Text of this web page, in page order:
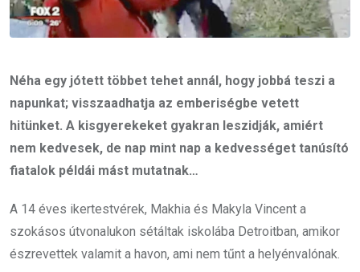
Néha egy jótett többet tehet annál, hogy jobbá teszi a
napunkat; visszaadhatja az emberiségbe vetett
hitünket. A kisgyerekeket gyakran leszidják, amiért
nem kedvesek, de nap mint nap a kedvességet tanúsító
fiatalok példái mást mutatnak…
A 14 éves ikertestvérek, Makhia és Makyla Vincent a
szokásos útvonalukon sétáltak iskolába Detroitban, amikor
észrevettek valamit a havon, ami nem tűnt a helyénvalónak.